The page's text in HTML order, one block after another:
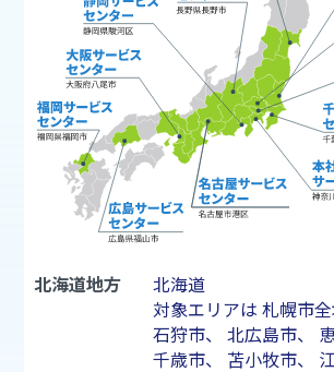
北海道地方
北海道
対象エリアは 札幌市全
石狩市、 北広島市、
千歳市、 苫小牧市、